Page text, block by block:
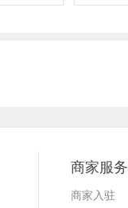
商家服务
商家入驻